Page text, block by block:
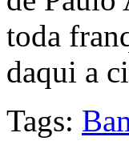
toda
daqui a
Tags: